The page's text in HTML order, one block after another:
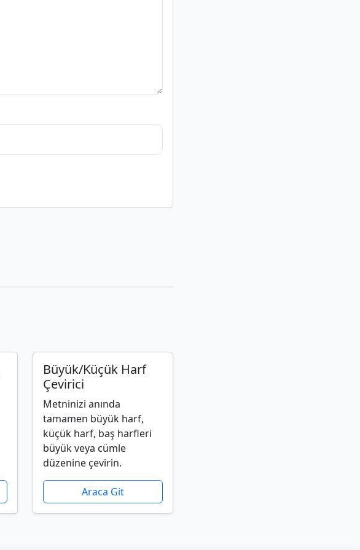
Büyük/Küçük Harf
Çevirici
Metninizi anında
tamamen büyük harf,
küçük harf, baş harfleri
büyük veya cümle
düzenine çevirin.
Araca Git